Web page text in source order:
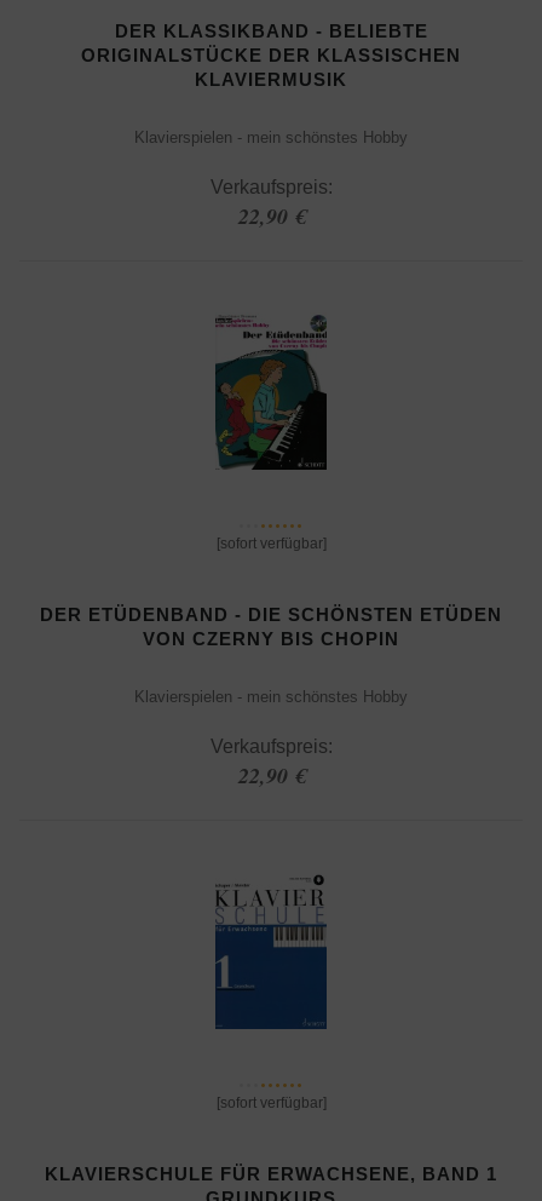
DER KLASSIKBAND - BELIEBTE
ORIGINALSTÜCKE DER KLASSISCHEN
KLAVIERMUSIK
Klavierspielen - mein schönstes Hobby
Verkaufspreis:
22,90 €
[sofort verfügbar]
DER ETÜDENBAND - DIE SCHÖNSTEN ETÜDEN
VON CZERNY BIS CHOPIN
Klavierspielen - mein schönstes Hobby
Verkaufspreis:
22,90 €
[sofort verfügbar]
KLAVIERSCHULE FÜR ERWACHSENE, BAND 1